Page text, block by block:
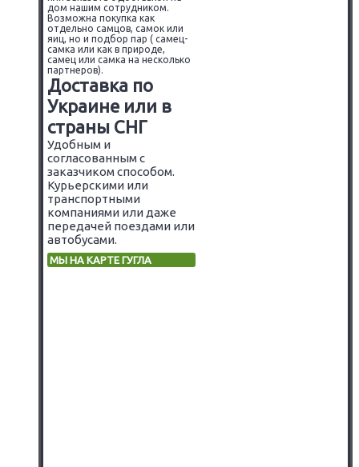
дом нашим сотрудником.
Возможна покупка как
отдельно самцов, самок или
яиц, но и подбор пар ( самец-
самка или как в природе,
самец или самка на несколько
партнеров).
Доставка по
Украине или в
страны СНГ
Удобным и
согласованным с
заказчиком способом.
Курьерскими или
транспортными
компаниями или даже
передачей поездами или
автобусами.
МЫ НА КАРТЕ ГУГЛА